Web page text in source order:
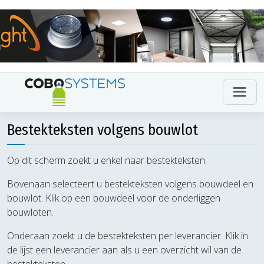
Bestekteksten volgens bouwlot
Op dit scherm zoekt u enkel naar bestekteksten.
Bovenaan selecteert u bestekteksten volgens bouwdeel en
bouwlot. Klik op een bouwdeel voor de onderliggen
bouwloten.
Onderaan zoekt u de bestekteksten per leverancier. Klik in
de lijst een leverancier aan als u een overzicht wil van de